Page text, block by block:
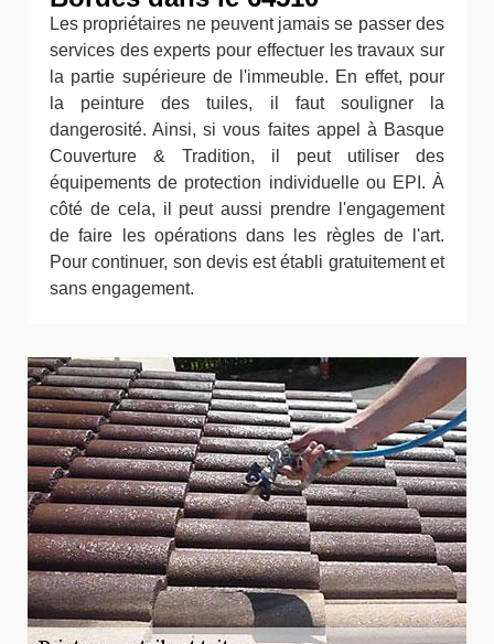
Les propriétaires ne peuvent jamais se passer des
services des experts pour effectuer les travaux sur
la partie supérieure de l'immeuble. En effet, pour
la peinture des tuiles, il faut souligner la
dangerosité. Ainsi, si vous faites appel à Basque
Couverture & Tradition, il peut utiliser des
équipements de protection individuelle ou EPI. À
côté de cela, il peut aussi prendre l'engagement
de faire les opérations dans les règles de l'art.
Pour continuer, son devis est établi gratuitement et
sans engagement.